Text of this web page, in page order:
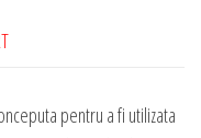
pentru a fi utilizata